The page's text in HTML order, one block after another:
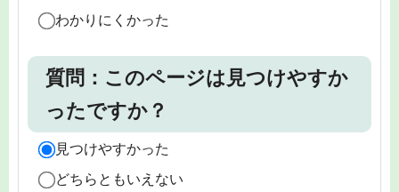
わかりにくかった
質問：このページは見つけやすか
ったですか？
見つけやすかった
どちらともいえない